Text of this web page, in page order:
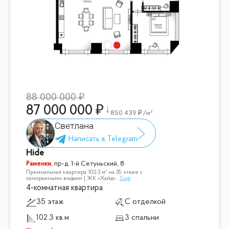
• 15 минут до ТТК
• 18–20 минут до Садового кольца
Комфортный семейный формат в современном комплексе
88 000 000
87 000 000 850 439 /м²
Светлана
Hide
Раменки, пр-д. 1-й Сетуньский, 8
Премиальная квартира 102.3 м² на 35 этаже с
панорамными видами | ЖК «Хайд»... Ещё
4-комнатная квартира
35 этаж
С отделкой
102.3 кв.м
3 спальни